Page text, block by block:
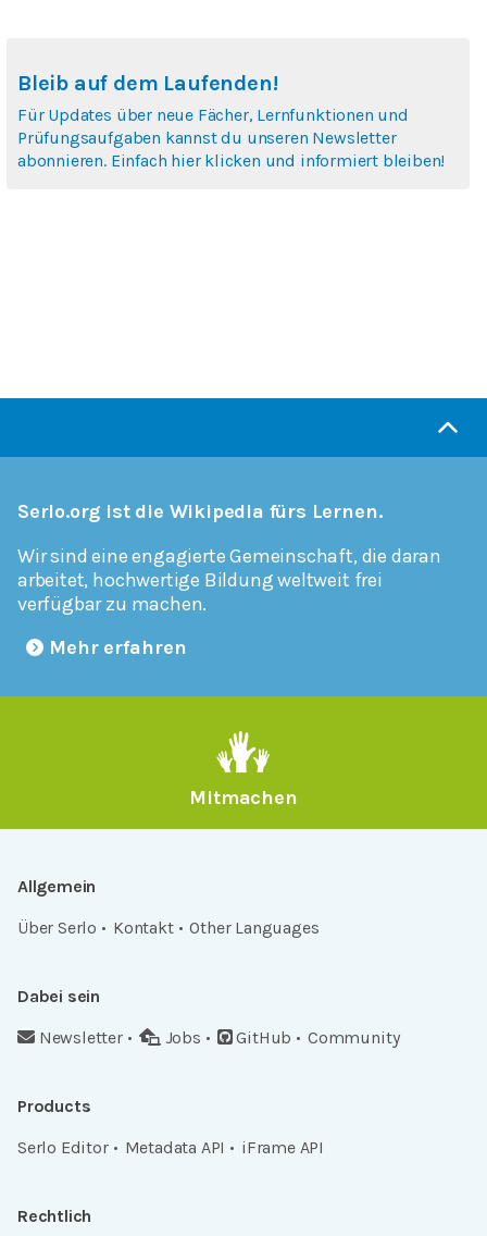
Bleib auf dem Laufenden!
Für Updates über neue Fächer, Lernfunktionen und
Prüfungsaufgaben kannst du unseren Newsletter
abonnieren. Einfach hier klicken und informiert bleiben!
Serlo.org ist die Wikipedia fürs Lernen.
Wir sind eine engagierte Gemeinschaft, die daran
arbeitet, hochwertige Bildung weltweit frei
verfügbar zu machen.
Mehr erfahren
Mitmachen
Allgemein
Über Serlo
Kontakt Other Languages
Dabei sein
Newsletter
Jobs GitHub Community
Products
Serlo Editor
Metadata API iFrame API
Rechtlich